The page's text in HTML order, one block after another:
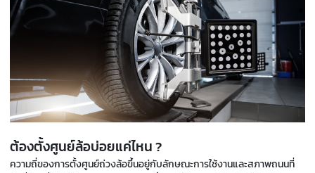
ต้องตั้งศูนย์ล้อบ่อยแค่ไหน ?
ความถี่ของการตั้งศูนย์ถ่วงล้อขึ้นอยู่กับลักษณะการใช้งานและสภาพถนนที่